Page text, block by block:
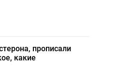
прописали
какие